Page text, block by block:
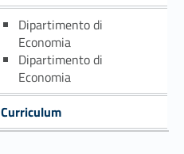
Dipartimento di
Economia
Dipartimento di
Economia
Curriculum